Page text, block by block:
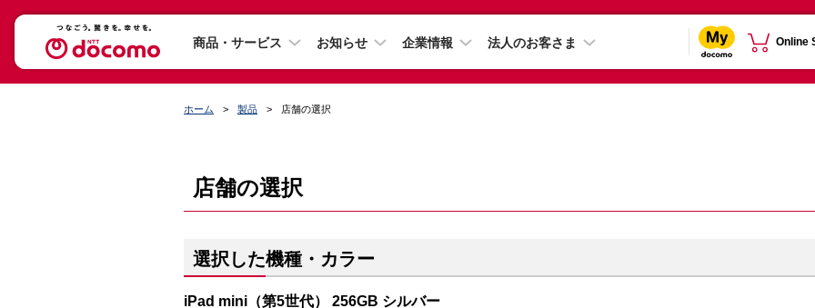
商品・サービス お知らせ 企業情報 法人のお客さま Online
ホーム 製品 店舗の選択
店舗の選択
選択した機種・カラー
iPad mini（第5世代） 256GB シルバー